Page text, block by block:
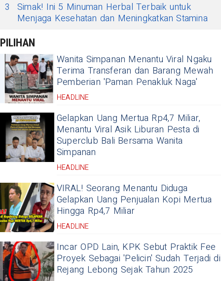
3
Simak! Ini 5 Minuman Herbal Terbaik untuk
Menjaga Kesehatan dan Meningkatkan Stamina
PILIHAN
Wanita Simpanan Menantu Viral Ngaku
Terima Transferan dan Barang Mewah
Pemberian 'Paman Penakluk Naga'
HEADLINE
Gelapkan Uang Mertua Rp4,7 Miliar,
Menantu Viral Asik Liburan Pesta di
Superclub Bali Bersama Wanita
Simpanan
HEADLINE
VIRAL! Seorang Menantu Diduga
Gelapkan Uang Penjualan Kopi Mertua
Hingga Rp4,7 Miliar
HEADLINE
Incar OPD Lain, KPK Sebut Praktik Fee
Proyek Sebagai 'Pelicin' Sudah Terjadi di
Rejang Lebong Sejak Tahun 2025